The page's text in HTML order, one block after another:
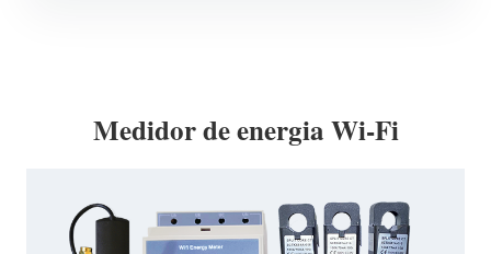
Medidor de energia Wi-Fi